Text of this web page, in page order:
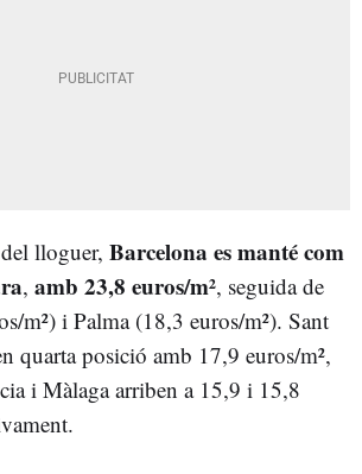
lloguer, Barcelona es manté com
, amb 23,8 euros/m², seguida de
m²) i Palma (18,3 euros/m²). Sant
quarta posició amb 17,9 euros/m²,
i Màlaga arriben a 15,9 i 15,8